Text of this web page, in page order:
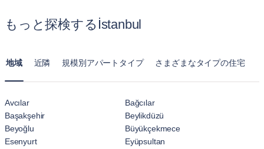
計されており、一時的なホテル宿泊以上に自宅のようにくつ
もっと探検するİstanbul
地域 近隣 規模別アパートタイプ さまざまなタイプの住宅
Avcılar
Bağcılar
Başakşehir
Beylikdüzü
Beyoğlu
Büyükçekmece
Esenyurt
Eyüpsultan